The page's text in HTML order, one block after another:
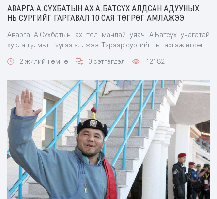
АВАРГА А.СҮХБАТЫН АХ А.БАТСҮХ АЛДСАН АДУУНЫХ
НЬ СУРГИЙГ ГАРГАВАЛ 10 САЯ ТӨГРӨГ АМЛАЖЭЭ
Аварга А.Сүхбатын ах тод манлай уяач А.Батсүх унагатай
хурдан удмын гүүгээ алджээ. Тэрээр сургийг нь гаргаж өгсөн
2 жилийн өмнө 0 сэтгэгдэл 42182